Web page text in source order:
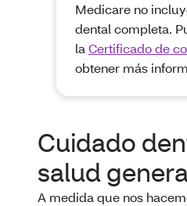
Medicare no
dental completa.
la Certificado de
obtener más
Cuidado
salud
A medida que nos